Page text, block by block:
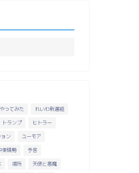
やってみた
れいわ新選組
トランプ
ヒトラー
ン
ユーモア
東情勢
予言
場所
天使と悪魔